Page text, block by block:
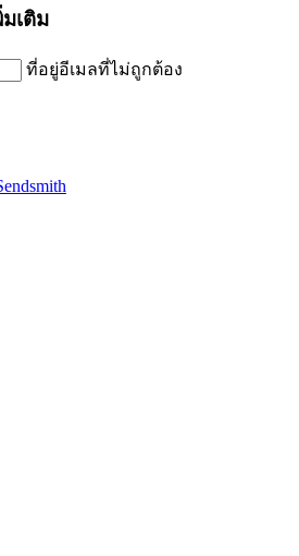
เติม
ที่อยู่อีเมลที่ไม่ถูกต้อง